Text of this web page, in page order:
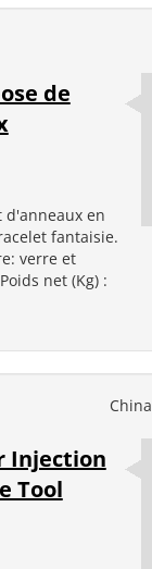
de
d'anneaux en
fantaisie.
verre et
net (Kg) :
China
Injection
Tool